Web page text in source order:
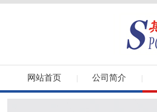
网站首页 公司简介